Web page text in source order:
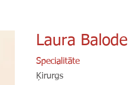
Laura Balode
Specialitāte
Ķirurgs